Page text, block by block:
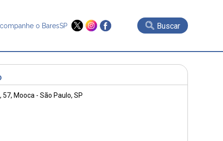
o BaresSP Buscar
57, Mooca - São Paulo, SP